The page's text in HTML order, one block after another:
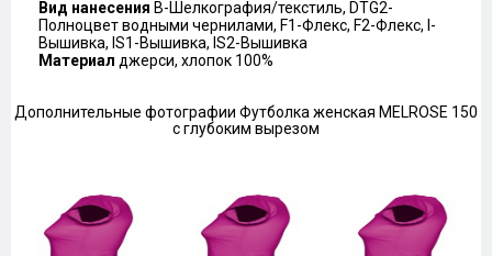
Вид нанесения B-Шелкография/текстиль, DTG2-
Полноцвет водными чернилами, F1-Флекс, F2-Флекс, I-
Вышивка, IS1-Вышивка, IS2-Вышивка
Материал джерси, хлопок 100%
Дополнительные фотографии Футболка женская MELROSE 150
с глубоким вырезом